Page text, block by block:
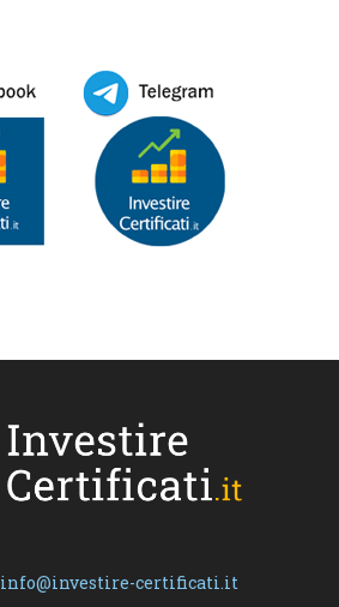
info@investire-certificati.it